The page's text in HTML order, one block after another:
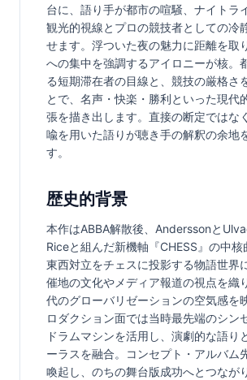
台に、語り手が都市の喧騒、ナイトラ
観光的視線とプロの競技者としての冷
せます。浮ついた夜の魅力に距離を取
への集中を強調するアイロニーが核。
る短期滞在者の目線と、競技の厳格さ
とで、名声・快楽・勝利といった現代
張を描き出します。直接の断定ではな
喩を用いた語りが聴き手の解釈の余地
す。
歴史的背景
本作はABBA解散後、Anderssonと
Riceと組んだ新機軸『CHESS』の中
東西対立をチェスに投影する物語世界
催地の文化やメディア報道の視点を織
代のグローバリゼーションの空気感を
ロダクション面では当時最先端のシン
ドラムマシンを活用し、演劇的な語り
ーラスを融合。コンセプト・アルバム
喚起し、のちの舞台版成功へとつなが